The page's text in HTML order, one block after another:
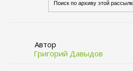
Автор
Григорий Давыдов